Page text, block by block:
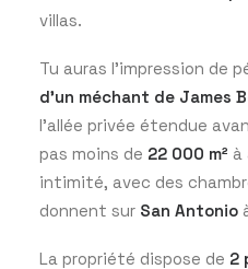
villas.
Tu auras l’impression de
d’un méchant de James
l’allée privée étendue
pas moins de 22 000 m² à
intimité, avec des
donnent sur San Antonio
La propriété dispose de 2